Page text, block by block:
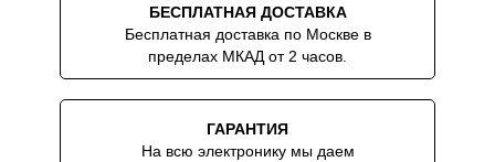
ГАРАНТИЯ
На всю электронику мы даем
БЕСПЛАТНАЯ ДОСТАВКА
Бесплатная доставка по Москве в
пределах МКАД от 2 часов.